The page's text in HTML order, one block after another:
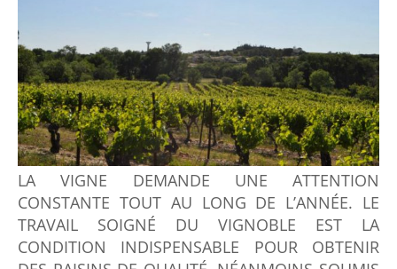
LA VIGNE DEMANDE UNE ATTENTION
CONSTANTE TOUT AU LONG DE L’ANNÉE. LE
TRAVAIL SOIGNÉ DU VIGNOBLE EST LA
CONDITION INDISPENSABLE POUR OBTENIR